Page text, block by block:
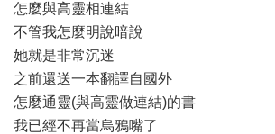
怎麼與高靈相連結
不管我怎麼明說暗說
她就是非常沉迷
之前還送一本翻譯自國外
怎麼通靈(與高靈做連結)的書
我已經不再當烏鴉嘴了